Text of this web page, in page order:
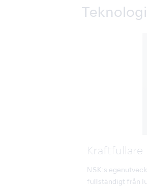
Kraftfullare
NSK:s
fullständigt från